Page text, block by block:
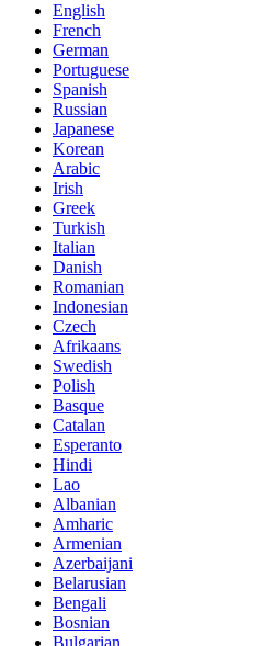
English
French
German
Portuguese
Spanish
Russian
Japanese
Korean
Arabic
Irish
Greek
Turkish
Italian
Danish
Romanian
Indonesian
Czech
Afrikaans
Swedish
Polish
Basque
Catalan
Esperanto
Hindi
Lao
Albanian
Amharic
Armenian
Azerbaijani
Belarusian
Bengali
Bosnian